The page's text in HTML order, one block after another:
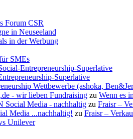
Forum CSR
in Neuseeland
in der Werbung
SMEs
Entrepreneurship-Superlative
Superlative
Wettbewerbe (ashoka,
- wir lieben Fundraising zu Wenn es
Social Media - nachhaltig zu Fraisr –
Media ...nachhaltig! zu Fraisr –
Unilever